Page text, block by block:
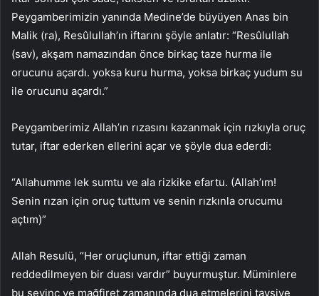
Peygamberimizin yanında Medine’de büyüyen Anas bin
Malik (ra), Resûlullah’ın iftarını şöyle anlatır: “Resûlullah
(sav), akşam namazından önce birkaç taze hurma ile
orucunu açardı. yoksa kuru hurma, yoksa birkaç yudum su
ile orucunu açardı.”
Peygamberimiz Allah’ın rızasını kazanmak için rızkıyla oruç
tutar, iftar ederken ellerini açar ve şöyle dua ederdi:
“Allahumme lek sumtu ve ala rizkike efartu. (Allah’ım!
Senin rızan için oruç tuttum ve senin rızkınla orucumu
açtım)”
Allah Resulü, “Her oruçlunun, iftar ettiği zaman
reddedilmeyen bir duası vardır” buyurmuştur. Müminlere
bu sevinç ve mağfiret zamanında dua etmelerini tavsiye